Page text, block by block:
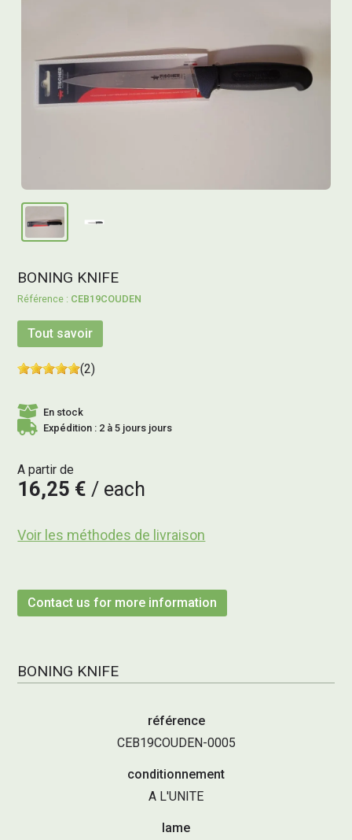
BONING KNIFE
CEB19COUDEN
Tout savoir
(2)
En stock
Expédition : 2 à 5 jours jours
A partir de
16,25 € each
Voir les méthodes de livraison
Contact us for more information
BONING KNIFE
référence
CEB19COUDEN-0005
conditionnement
A L'UNITE
lame